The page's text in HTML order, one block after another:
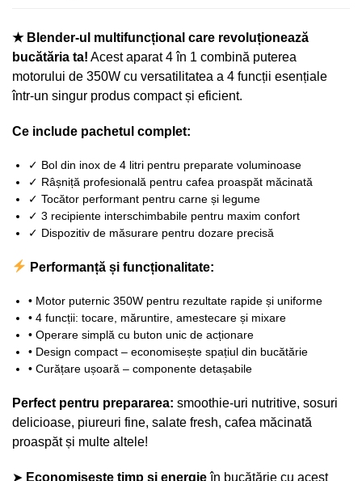
★ Blender-ul multifuncțional care revoluționează
bucătăria ta! Acest aparat 4 în 1 combină puterea
motorului de 350W cu versatilitatea a 4 funcții esențiale
într-un singur produs compact și eficient.
Ce include pachetul complet:
✓ Bol din inox de 4 litri pentru preparate voluminoase
✓ Râșniță profesională pentru cafea proaspăt măcinată
✓ Tocător performant pentru carne și legume
✓ 3 recipiente interschimbabile pentru maxim confort
✓ Dispozitiv de măsurare pentru dozare precisă
Performanță și funcționalitate:
• Motor puternic 350W pentru rezultate rapide și uniforme
• 4 funcții: tocare, măruntire, amestecare și mixare
• Operare simplă cu buton unic de acționare
• Design compact – economisește spațiul din bucătărie
• Curățare ușoară – componente detașabile
Perfect pentru prepararea: smoothie-uri nutritive, sosuri
delicioase, piureuri fine, salate fresh, cafea măcinată
proaspăt și multe altele!
➤ Economisește timp și energieîn bucătărie cu acest